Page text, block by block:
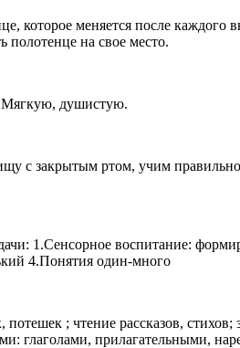
которое меняется после
полотенце на свое место.
Мягкую, душистую.
закрытым ртом, учим правильно
1.Сенсорное воспитание:
4.Понятия один-много
; чтение рассказов,
глаголами, прилагательными,